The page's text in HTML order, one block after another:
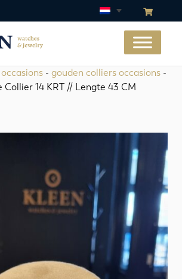
- gouden colliers occasions -
Collier 14 KRT // Lengte 43 CM